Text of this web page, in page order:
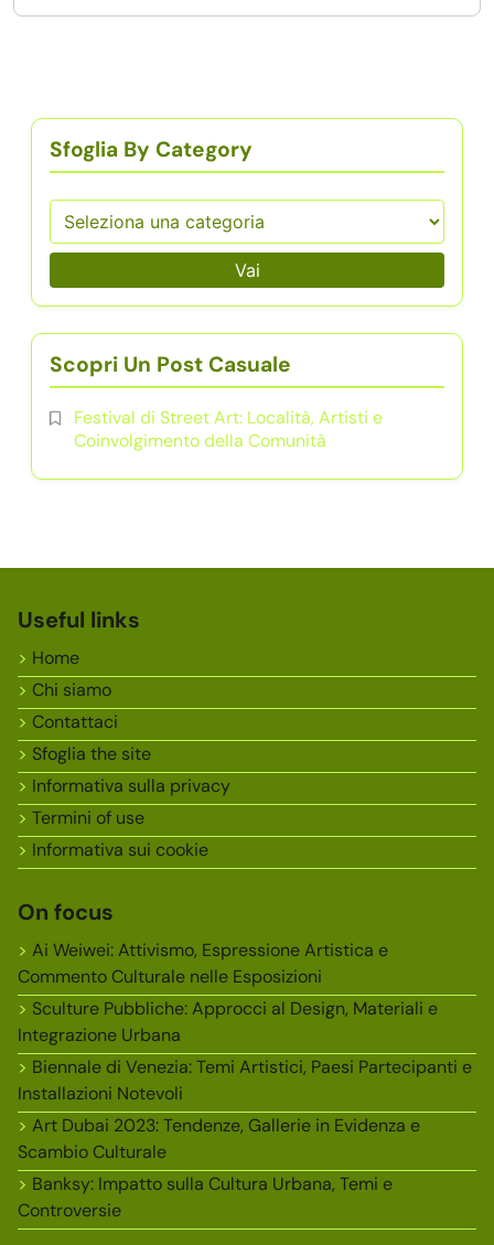
Sfoglia By Category
Vai
Scopri Un Post Casuale
Festival di Street Art: Località, Artisti e
Coinvolgimento della Comunità
Useful links
Home
Chi siamo
Contattaci
Sfoglia the site
Informativa sulla privacy
Termini of use
Informativa sui cookie
On focus
Ai Weiwei: Attivismo, Espressione Artistica e
Commento Culturale nelle Esposizioni
Sculture Pubbliche: Approcci al Design, Materiali e
Integrazione Urbana
Biennale di Venezia: Temi Artistici, Paesi Partecipanti e
Installazioni Notevoli
Art Dubai 2023: Tendenze, Gallerie in Evidenza e
Scambio Culturale
Banksy: Impatto sulla Cultura Urbana, Temi e
Controversie